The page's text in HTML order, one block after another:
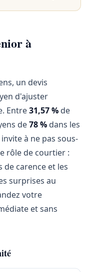
à
un devis
d'ajuster
Entre31,57 % de
de78 % dans les
à ne pas sous-
rôle de courtier :
de carence et les
surprises au
votre
et sans